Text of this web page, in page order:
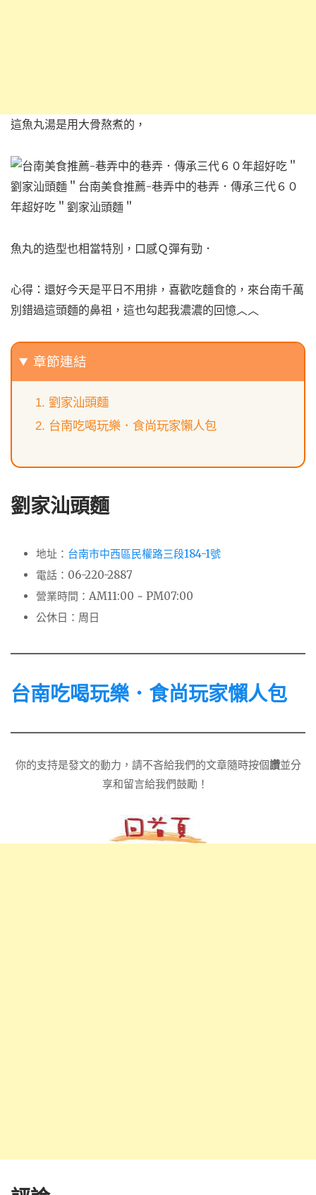
這魚丸湯是用大骨熬煮的，
魚丸的造型也相當特別， 口感Ｑ彈有勁．
心得：還好今天是平日不用排，喜歡吃麵食的，來台南千萬
別錯過這頭麵的鼻祖，這也勾起我濃濃的回憶︿︿
章節連結
劉家汕頭麵
台南吃喝玩樂．食尚玩家懶人包
劉家汕頭麵
地址： 台南市中西區民權路三段184-1號
電話：06-220-2887
營業時間：AM11:00 ~ PM07:00
公休日：周日
台南吃喝玩樂．食尚玩家懶人包
你的支持是發文的動力，請不吝給我們的文章隨時按個讚並分
享和留言給我們鼓勵！